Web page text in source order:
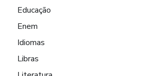
Educação
Enem
Idiomas
Libras